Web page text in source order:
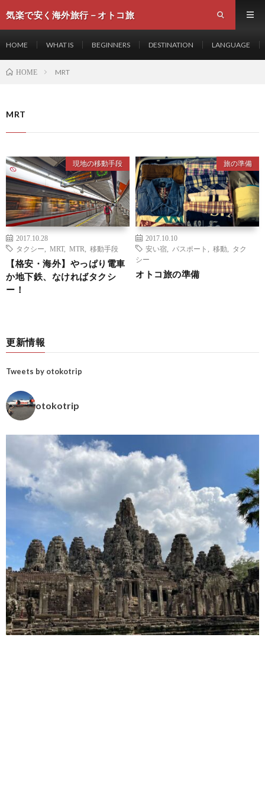
気楽で安く海外旅行－オトコ旅
HOME WHAT IS BEGINNERS DESTINATION LANGUAGE
HOME MRT
MRT
現地の移動手段
2017.10.28
タクシー
MRT, MTR 移動手段
【格安・海外】やっぱり電車
か地下鉄、なければタクシ
ー！
旅の準備
2017.10.10
安い宿
パスポート 移動
タク
シー
オトコ旅の準備
更新情報
Tweets by otokotrip
otokotrip